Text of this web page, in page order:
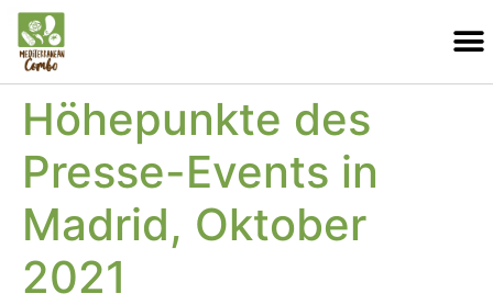
Höhepunkte des
Presse-Events in
Madrid, Oktober
2021